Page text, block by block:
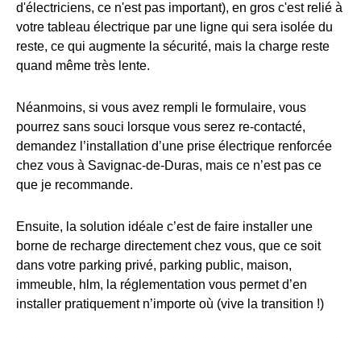
d'électriciens, ce n'est pas important), en gros c'est relié à
votre tableau électrique par une ligne qui sera isolée du
reste, ce qui augmente la sécurité, mais la charge reste
quand même très lente.
Néanmoins, si vous avez rempli le formulaire, vous
pourrez sans souci lorsque vous serez re-contacté,
demandez l’installation d’une prise électrique renforcée
chez vous à Savignac-de-Duras, mais ce n’est pas ce
que je recommande.
Ensuite, la solution idéale c’est de faire installer une
borne de recharge directement chez vous, que ce soit
dans votre parking privé, parking public, maison,
immeuble, hlm, la réglementation vous permet d’en
installer pratiquement n’importe où (vive la transition !)